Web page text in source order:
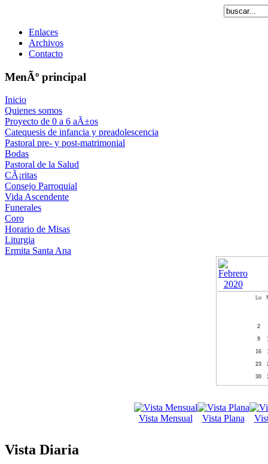
Enlaces
Archivos
Contacto
MenÃº principal
Inicio
Quienes somos
Proyecto de 0 a 6 aÃ±os
Catequesis de infancia y preadolescencia
Pastoral pre- y post-matrimonial
Bodas
Pastoral de la Salud
CÃ¡ritas
Consejo Parroquial
Vida Ascendente
Funerales
Coro
Horario de Misas
Liturgia
Ermita Santa Ana
Lu
2
9
16
23
30
Vista Mensual Vista Plana
Vista Diaria